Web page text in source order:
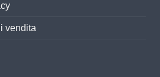
vendita